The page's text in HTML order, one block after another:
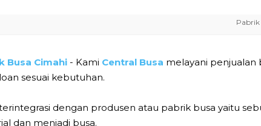
Pabrik
Busa Cimahi - Kami Central Busa melayani penjualan
sesuai kebutuhan.
dengan produsen atau pabrik busa yaitu
dan menjadi busa.